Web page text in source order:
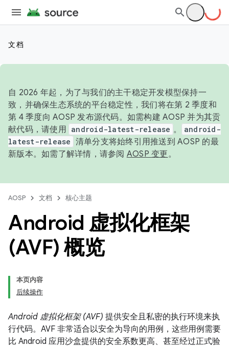
文档
自 2026 年起，为了与我们的主干稳定开发模型保持一
致，并确保生态系统的平台稳定性，我们将在第 2 季度和
第 4 季度向 AOSP 发布源代码。如需构建 AOSP 并为其贡
献代码，请使用 android-latest-release 。
android-
latest-release 清单分支将始终引用推送到 AOSP 的最
新版本。如需了解详情，请参阅 AOSP 变更。
AOSP 文档 核心主题
Android 虚拟化框架
(AVF) 概览
本页内容
后续操作
Android 虚拟化框架 (AVF) 提供安全且私密的执行环境来执
行代码。AVF 非常适合以安全为导向的用例，这些用例需要
比 Android 应用沙盒提供的安全系数更高、甚至经过正式验